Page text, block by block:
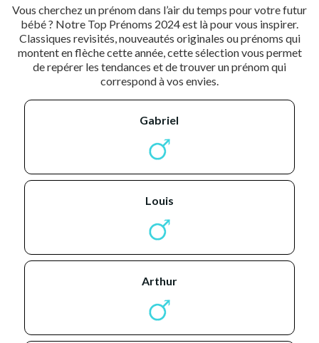
Vous cherchez un prénom dans l’air du temps pour votre futur
bébé ? Notre Top Prénoms 2024 est là pour vous inspirer.
Classiques revisités, nouveautés originales ou prénoms qui
montent en flèche cette année, cette sélection vous permet
de repérer les tendances et de trouver un prénom qui
correspond à vos envies.
gabriel
louis
arthur